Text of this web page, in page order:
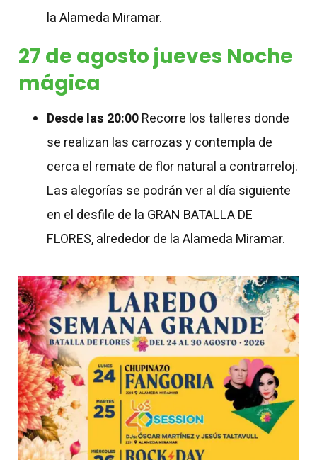
la Alameda Miramar.
27 de agosto jueves Noche
mágica
Desde las 20:00Recorre los talleres donde
se realizan las carrozas y contempla de
cerca el remate de flor natural a contrarreloj.
Las alegorías se podrán ver al día siguiente
en el desfile de la GRAN BATALLA DE
FLORES, alrededor de la Alameda Miramar.